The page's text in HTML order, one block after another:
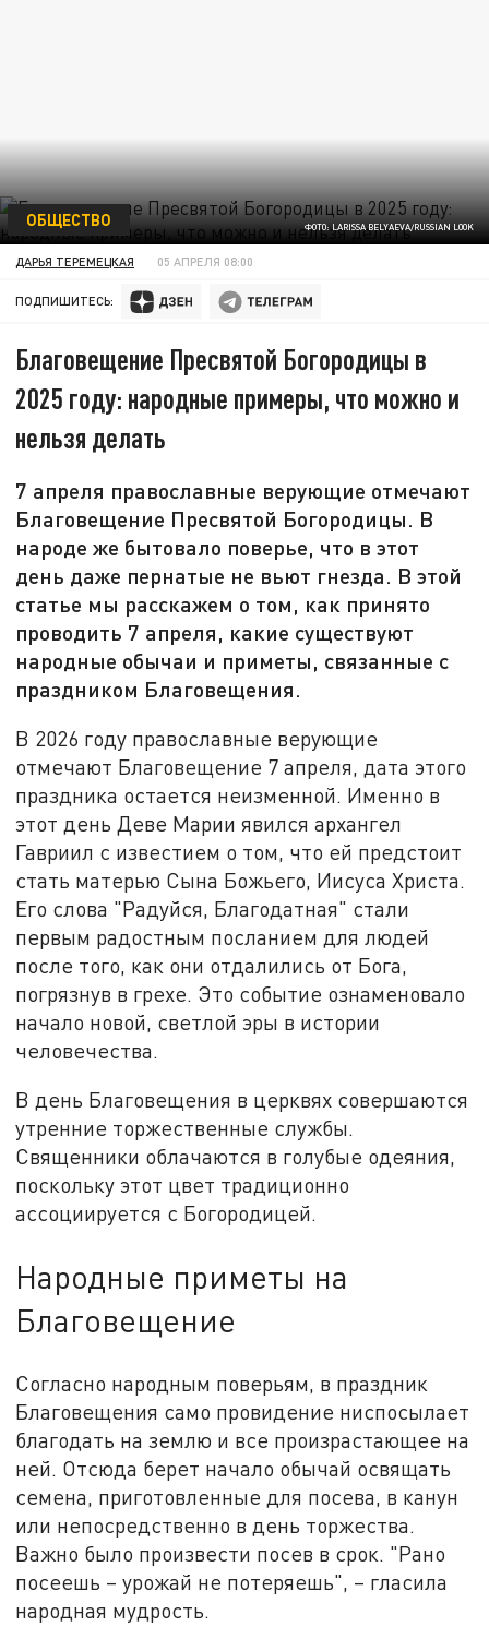
ФОТО: LARISSA BELYAEVA/RUSSIAN LOOK
ОБЩЕСТВО
ДАРЬЯ ТЕРЕМЕЦКАЯ 05 АПРЕЛЯ 08:00
ПОДПИШИТЕСЬ:
Благовещение Пресвятой Богородицы в
2025 году: народные примеры, что можно и
нельзя делать
7 апреля православные верующие отмечают
Благовещение Пресвятой Богородицы. В
народе же бытовало поверье, что в этот
день даже пернатые не вьют гнезда. В этой
статье мы расскажем о том, как принято
проводить 7 апреля, какие существуют
народные обычаи и приметы, связанные с
праздником Благовещения.
В 2026 году православные верующие
отмечают Благовещение 7 апреля, дата этого
праздника остается неизменной. Именно в
этот день Деве Марии явился архангел
Гавриил с известием о том, что ей предстоит
стать матерью Сына Божьего, Иисуса Христа.
Его слова "Радуйся, Благодатная" стали
первым радостным посланием для людей
после того, как они отдалились от Бога,
погрязнув в грехе. Это событие ознаменовало
начало новой, светлой эры в истории
человечества.
В день Благовещения в церквях совершаются
утренние торжественные службы.
Священники облачаются в голубые одеяния,
поскольку этот цвет традиционно
ассоциируется с Богородицей.
Народные приметы на
Благовещение
Согласно народным поверьям, в праздник
Благовещения само провидение ниспосылает
благодать на землю и все произрастающее на
ней. Отсюда берет начало обычай освящать
семена, приготовленные для посева, в канун
или непосредственно в день торжества.
Важно было произвести посев в срок. "Рано
посеешь – урожай не потеряешь", – гласила
народная мудрость.